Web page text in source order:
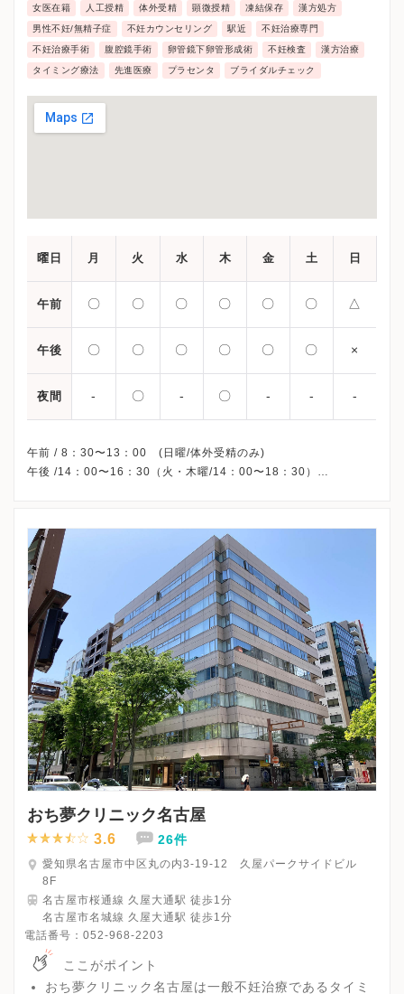
実施しています。
女医在籍 人工授精 体外受精 顕微授精 凍結保存 漢方処方
男性不妊/無精子症 不妊カウンセリング 駅近 不妊治療専門
不妊治療手術 腹腔鏡手術 卵管鏡下卵管形成術 不妊検査 漢方治療
タイミング療法 先進医療 プラセンタ ブライダルチェック
曜日 月 火 水 木 金 土 日
午前 〇 〇 〇 〇 〇 〇 △
午後 〇 〇 〇 〇 〇 〇 ×
夜間 - 〇 - 〇 - - -
午前 / 8：30〜13：00 (日曜/体外受精のみ)
午後 /14：00〜16：30（火・木曜/14：00〜18：30）
※学会やビル全体の定期メンテナンス（2月第3日曜日、年末年
始）の際には休診させていただくことがございます。
※詳細はクリニックHPを確認、または直接お問い合わせくださ
おち夢クリニック名古屋
3.6 26件
愛知県名古屋市中区丸の内3-19-12 久屋パークサイドビル
8F
名古屋市桜通線 久屋大通駅 徒歩1分
名古屋市名城線 久屋大通駅 徒歩1分
電話番号： 052-968-2203
ここがポイント
おち夢クリニック名古屋は一般不妊治療であるタイミ